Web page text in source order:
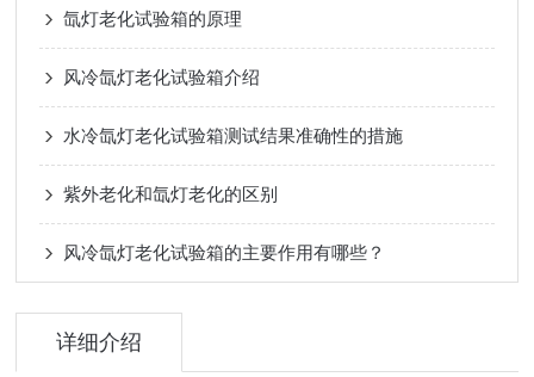
氙灯老化试验箱的原理
风冷氙灯老化试验箱介绍
水冷氙灯老化试验箱测试结果准确性的措施
紫外老化和氙灯老化的区别
风冷氙灯老化试验箱的主要作用有哪些？
详细介绍